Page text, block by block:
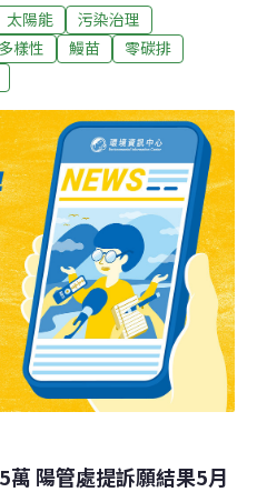
中央社報導）大金目標2050
成減排淨零為了協助台灣產
日前和泰大金舉辦「邁向
會」，共同探討新世代空調
大金空調如何滿足當今科技
用於科技廠的實例、說明空
達成節能減碳的目的、探討
況與趨勢。（聯合報報導）
太陽能
污染治理
樣性 鰻苗
零碳排
陽管處提訴願結果5月